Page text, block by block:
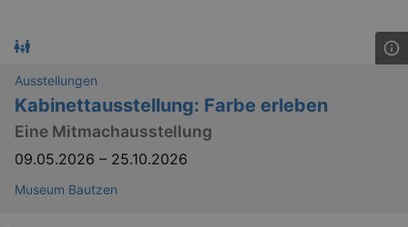
Ausstellungen
Kabinettausstellung: Farbe erleben
Eine Mitmachausstellung
09.05.2026 – 25.10.2026
Museum Bautzen